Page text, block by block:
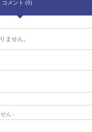
コメント (0)
ません。
ん -